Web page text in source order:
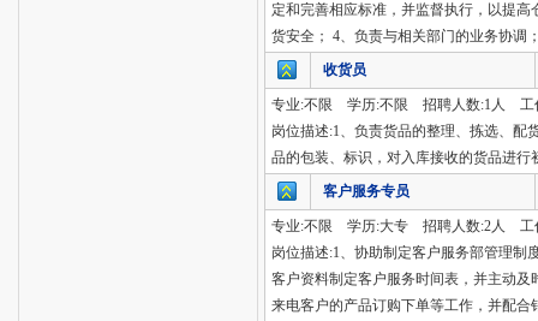
定和完善相应标准，并监督执行，以提
货安全； 4、负责与相关部门的业务协调
收货员
专业:不限 学历:不限 招聘人数:1人 工
岗位描述:1、负责货品的整理、拣选、配
品的包装、标识，对入库接收的货品进行
客户服务专员
专业:不限 学历:大专 招聘人数:2人 工
岗位描述:1、协助制定客户服务部管理制
客户资料制定客户服务时间表，并主动
来电客户的产品订购下单等工作，并配